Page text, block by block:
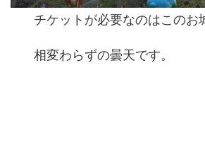
チケットが必要なのはこのお
相変わらずの曇天です。